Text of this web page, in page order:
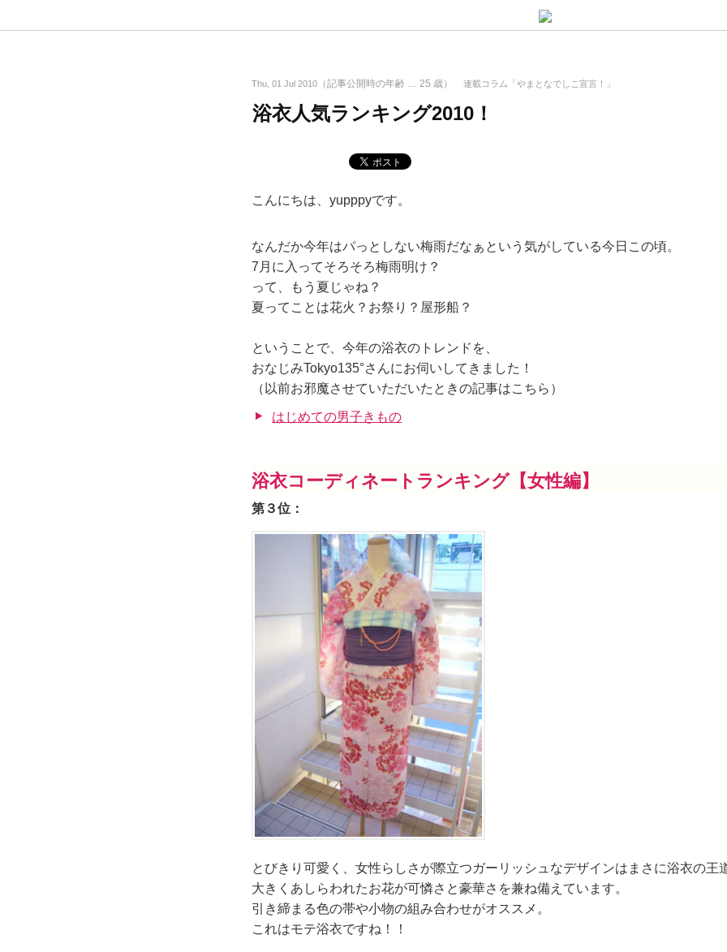
Thu, 01 Jul 2010 （記事公開時の年齢 … 25 歳） 連載コラム「やまとなでしこ宣言！」
浴衣人気ランキング2010！
こんにちは、yupppyです。
なんだか今年はパっとしない梅雨だなぁという気がしている今日この頃。
7月に入ってそろそろ梅雨明け？
って、もう夏じゃね？
夏ってことは花火？お祭り？屋形船？
ということで、今年の浴衣のトレンドを、
おなじみTokyo135°さんにお伺いしてきました！
（以前お邪魔させていただいたときの記事はこちら）
はじめての男子きもの
浴衣コーディネートランキング【女性編】
第３位：
とびきり可愛く、女性らしさが際立つガーリッシュなデザインはまさに浴衣の王
大きくあしらわれたお花が可憐さと豪華さを兼ね備えています。
引き締まる色の帯や小物の組み合わせがオススメ。
これはモテ浴衣ですね！！